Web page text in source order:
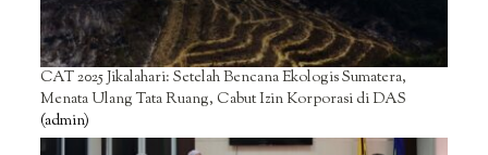
CAT 2025 Jikalahari: Setelah Bencana Ekologis Sumatera,
Menata Ulang Tata Ruang, Cabut Izin Korporasi di DAS
(admin)